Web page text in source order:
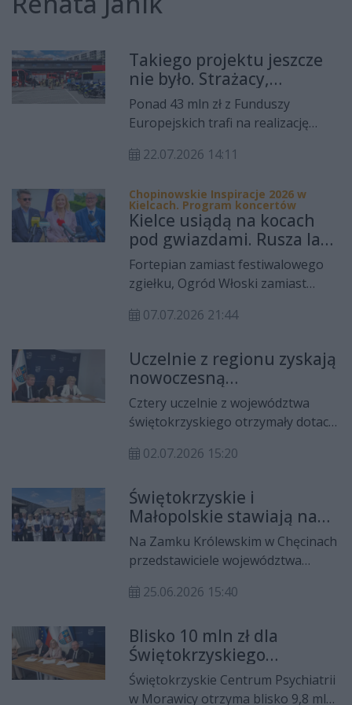
Takiego projektu jeszcze
nie było. Strażacy,
policjanci i ratownicy będą
szkolić uczniów ze
świętokrzyskiego
Ponad 43 mln zł z Funduszy
Europejskich trafi na realizację
Gotowi”. W ciągu czterech lat blisko
ponadpodstawowych z
województwa świętokrzyskiego
zdobędzie praktyczne umiejętności
z zakresu ratownictwa,
bezpieczeństwa publicznego,
cyberbezpieczeństwa i reagowania
w sytuacjach kryzysowych. To jedno
przedsięwzięć w kraju.
22.07.2026 14:11
Chopinowskie Inspiracje 2026 w
Kielcach. Program koncertów
Kielce usiądą na kocach
pod gwiazdami. Rusza lato
z Chopinem i wielkimi
nazwiskami
Fortepian zamiast festiwalowego
zgiełku, Ogród Włoski zamiast
sobót z muzyką wykonywaną przez
w Kielcach rozpocznie się 7. edycja
„Chopinowskich Inspiracji”. Wstęp
na koncerty jest bezpłatny, a
tegoroczny program zdecydowanie
nie kończy się na samym Chopinie.
07.07.2026 21:44
Uczelnie z regionu zyskają
nowoczesną
infrastrukturę i
wyposażenie
Cztery uczelnie z województwa
świętokrzyskiego otrzymały dotacje
na rozwój infrastruktury
laboratoriów oraz organizację
przedsięwzięć naukowych. Łączna
wartość przyznanego
dofinansowania wynosi 545 tys. zł.
02.07.2026 15:20
Świętokrzyskie i
Małopolskie stawiają na
wspólną promocję
turystyki
Na Zamku Królewskim w Chęcinach
przedstawiciele województwa
małopolskiego podpisali list
obszarze turystyki, kultury i
promocji. Podobne porozumienia
zawarły również samorządy lokalne
oraz instytucje kultury z obu
25.06.2026 15:40
Blisko 10 mln zł dla
Świętokrzyskiego
Centrum Psychiatrii w
Morawicy. Szpital stawia
Świętokrzyskie Centrum Psychiatrii
w Morawicy otrzyma blisko 9,8 mln